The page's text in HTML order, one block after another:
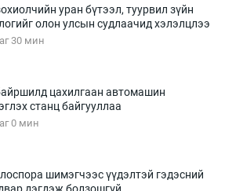
уран бүтээл, туурвил зүйн
олон улсын судлаачид хэлэлцлээ
30 мин
цахилгаан автомашин
станц байгууллаа
0 мин
шимэгчээс үүдэлтэй гэдэсний
дэгдэж болзошгүй